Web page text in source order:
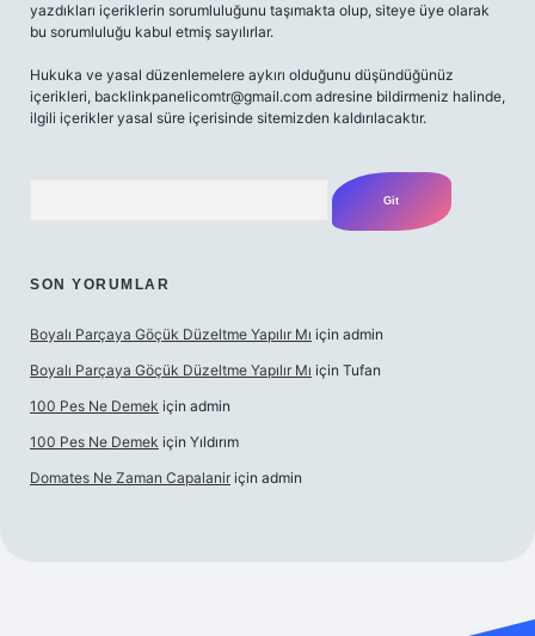
yazdıkları içeriklerin sorumluluğunu taşımakta olup, siteye üye olarak
bu sorumluluğu kabul etmiş sayılırlar.
Hukuka ve yasal düzenlemelere aykırı olduğunu düşündüğünüz
içerikleri, backlinkpanelicomtr@gmail.com adresine bildirmeniz halinde,
ilgili içerikler yasal süre içerisinde sitemizden kaldırılacaktır.
SON YORUMLAR
Boyalı Parçaya Göçük Düzeltme Yapılır Mı için admin
Boyalı Parçaya Göçük Düzeltme Yapılır Mı için Tufan
100 Pes Ne Demek için admin
100 Pes Ne Demek için Yıldırım
Domates Ne Zaman Capalanir için admin